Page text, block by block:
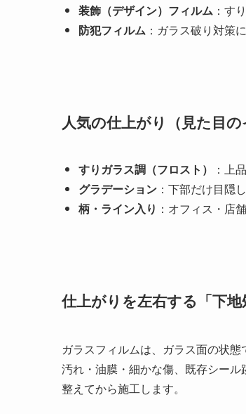
装飾（デザイン）フィルム ：す
防犯フィルム ：ガラス破り対策
人気の仕上がり（見た目の
すりガラス調（フロスト）
：上
グラデーション ：下部だけ目隠
柄・ライン入り ：オフィス・店
仕上がりを左右する「下
ガラスフィルムは、ガラス面の状態
汚れ・油膜・細かな傷、既存シール
整えてから施工します。